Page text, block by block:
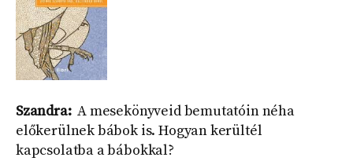
Szandra:A mesekönyveid bemutatóin néha
előkerülnek bábok is. Hogyan kerültél
kapcsolatba a bábokkal?